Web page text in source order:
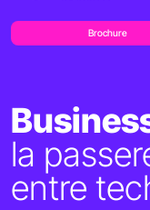
la
entre
Brochure